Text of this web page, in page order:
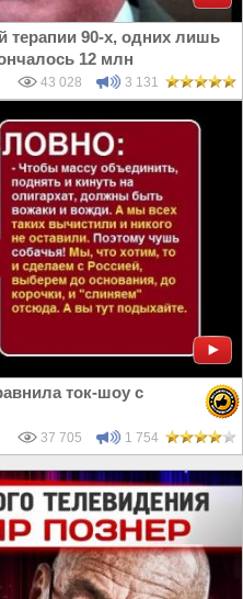
терапии 90-х, одних лишь
12 млн
43 028 3 131
ток-шоу с
37 705 1 754